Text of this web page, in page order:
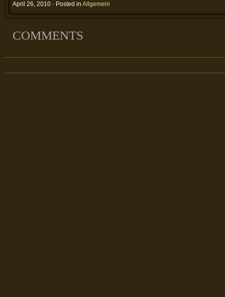
April 26, 2010 · Posted in Allgemein
COMMENTS